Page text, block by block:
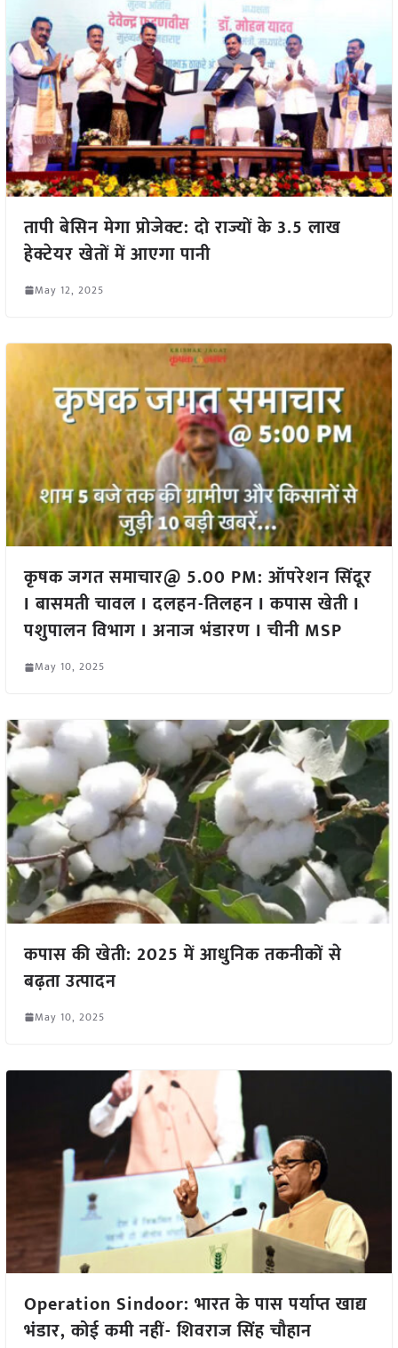
तापी बेसिन मेगा प्रोजेक्ट: दो राज्यों के 3.5 लाख
हेक्टेयर खेतों में आएगा पानी
May 12, 2025
कृषक जगत समाचार@ 5.00 PM: ऑपरेशन सिंदूर
I बासमती चावल I दलहन-तिलहन I कपास खेती I
पशुपालन विभाग I अनाज भंडारण I चीनी MSP
May 10, 2025
कपास की खेती: 2025 में आधुनिक तकनीकों से
बढ़ता उत्पादन
May 10, 2025
Operation Sindoor: भारत के पास पर्याप्त खाद्य
भंडार, कोई कमी नहीं- शिवराज सिंह चौहान